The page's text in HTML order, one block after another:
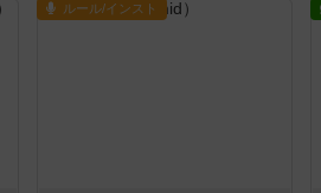
ルール/インスト